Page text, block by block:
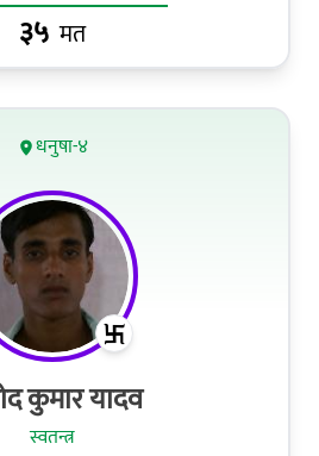
३५ मत
धनुषा-४
कुमार यादव
स्वतन्त्र